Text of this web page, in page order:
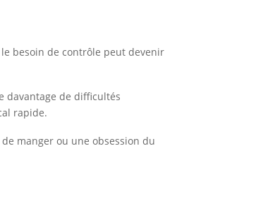
besoin de contrôle peut devenir
davantage de difficultés
rapide.
manger ou une obsession du